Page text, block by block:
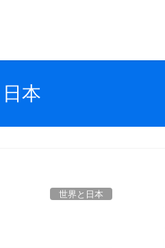
本
世界と日本